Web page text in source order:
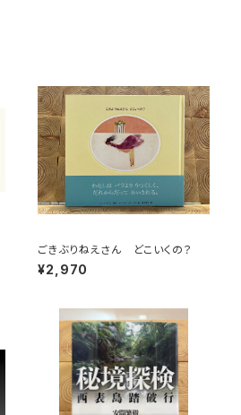
ごきぶりねえさん どこいくの？
¥2,970